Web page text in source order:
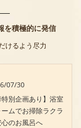
を積極的に発信
けるよう尽力
07/30
特別企画あり】浴室
ームでお掃除ラクラ
のお風呂へ